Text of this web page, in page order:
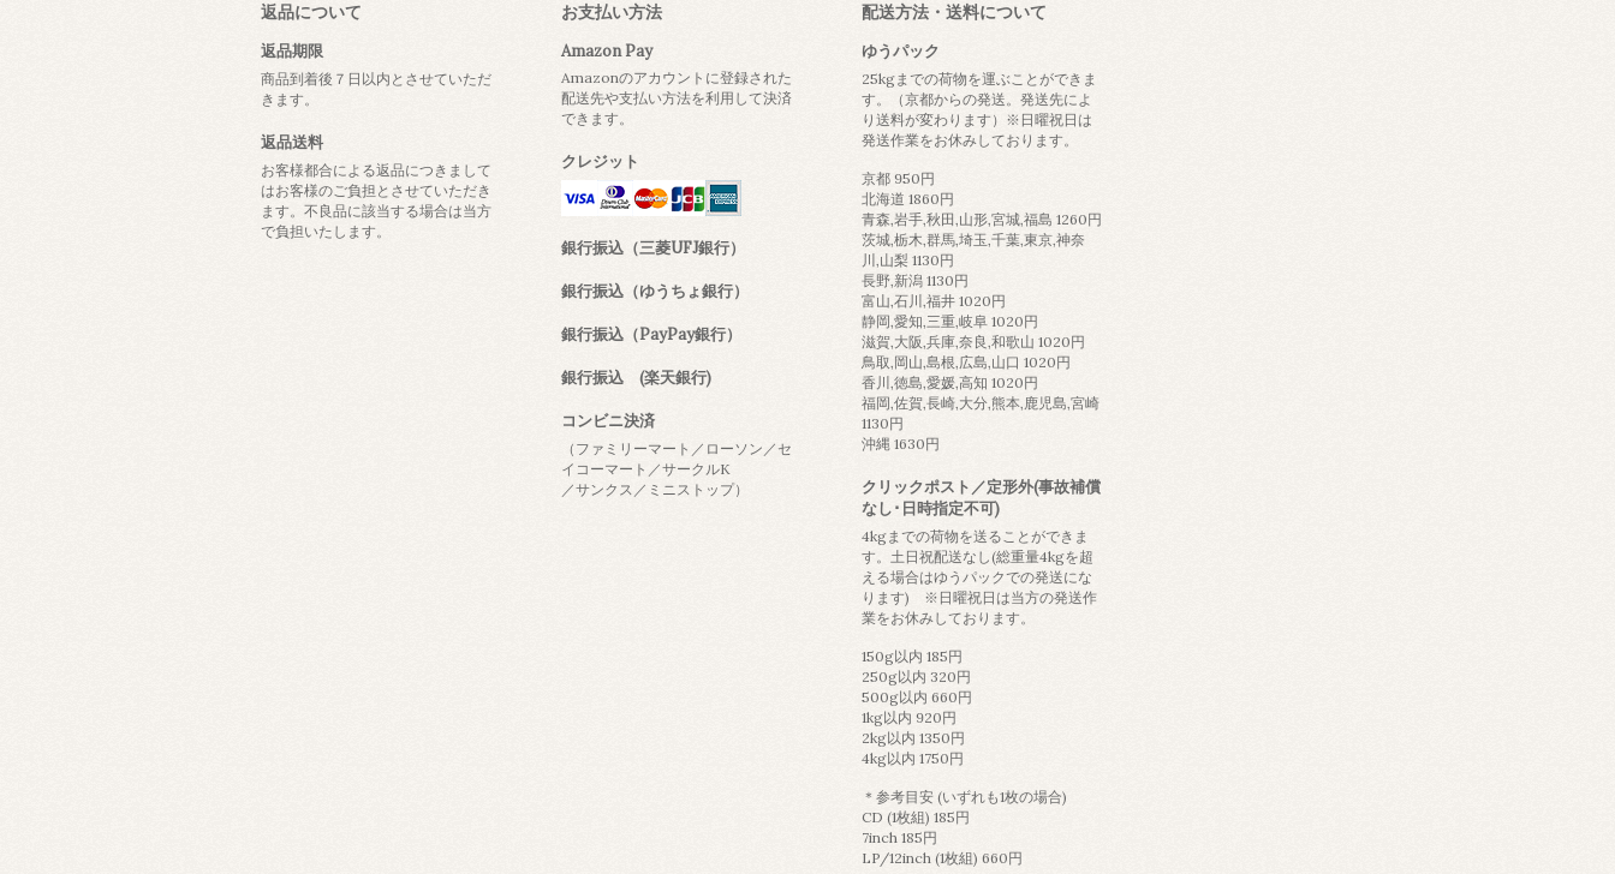
返品について
返品期限
商品到着後７日以内とさせていただ
きます。
返品送料
お客様都合による返品につきまして
はお客様のご負担とさせていただき
ます。不良品に該当する場合は当方
で負担いたします。
お支払い方法
Amazon Pay
Amazonのアカウントに登録された
配送先や支払い方法を利用して決済
できます。
クレジット
銀行振込（三菱UFJ銀行）
銀行振込（ゆうちょ銀行）
銀行振込（PayPay銀行）
銀行振込 (楽天銀行)
コンビニ決済
（ファミリーマート／ローソン／セ
イコーマート／サークルK
／サンクス／ミニストップ）
配送方法・送料について
ゆうパック
25kgまでの荷物を運ぶことができま
す。（京都からの発送。発送先によ
り送料が変わります）※日曜祝日は
発送作業をお休みしております。
京都 950円
北海道 1860円
青森,岩手,秋田,山形,宮城,福島 1260円
茨城,栃木,群馬,埼玉,千葉,東京,神奈
川,山梨 1130円
長野,新潟 1130円
富山,石川,福井 1020円
静岡,愛知,三重,岐阜 1020円
滋賀,大阪,兵庫,奈良,和歌山 1020円
鳥取,岡山,島根,広島,山口 1020円
香川,徳島,愛媛,高知 1020円
福岡,佐賀,長崎,大分,熊本,鹿児島,宮崎
1130円
沖縄 1630円
クリックポスト／定形外(事故補償
なし･日時指定不可)
4kgまでの荷物を送ることができま
す。土日祝配送なし(総重量4kgを超
える場合はゆうパックでの発送にな
ります) ※日曜祝日は当方の発送作
業をお休みしております。
150g以内 185円
250g以内 320円
500g以内 660円
1kg以内 920円
2kg以内 1350円
4kg以内 1750円
＊参考目安 (いずれも1枚の場合)
CD (1枚組) 185円
7inch 185円
LP/12inch (1枚組) 660円